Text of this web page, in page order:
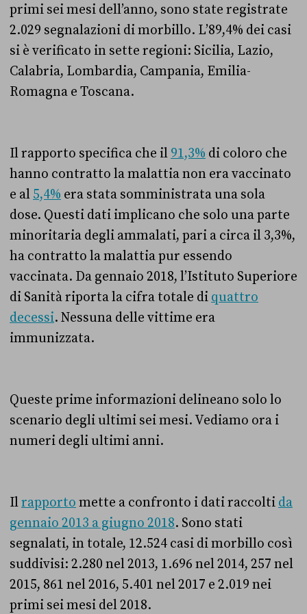
primi sei mesi dell’anno, sono state registrate
2.029 segnalazioni di morbillo. L’89,4% dei casi
si è verificato in sette regioni: Sicilia, Lazio,
Calabria, Lombardia, Campania, Emilia-
Romagna e Toscana.
Il rapporto specifica che il 91,3% di coloro che
hanno contratto la malattia non era vaccinato
e al 5,4% era stata somministrata una sola
dose. Questi dati implicano che solo una parte
minoritaria degli ammalati, pari a circa il 3,3%,
ha contratto la malattia pur essendo
vaccinata. Da gennaio 2018, l’Istituto Superiore
di Sanità riporta la cifra totale di quattro
decessi. Nessuna delle vittime era
immunizzata.
Queste prime informazioni delineano solo lo
scenario degli ultimi sei mesi. Vediamo ora i
numeri degli ultimi anni.
Ilrapporto mette a confronto i dati raccolti da
gennaio 2013 a giugno 2018. Sono stati
segnalati, in totale, 12.524 casi di morbillo così
suddivisi: 2.280 nel 2013, 1.696 nel 2014, 257 nel
2015, 861 nel 2016, 5.401 nel 2017 e 2.019 nei
primi sei mesi del 2018.